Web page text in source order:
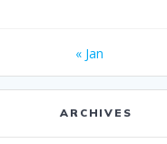
« Jan
ARCHIVES